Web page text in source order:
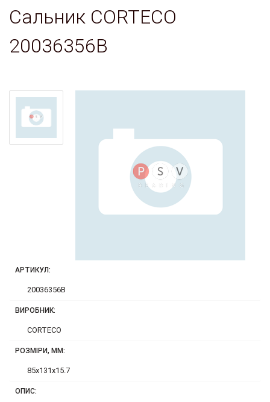
Сальник CORTECO
20036356B
АРТИКУЛ:
20036356B
ВИРОБНИК:
CORTECO
РОЗМІРИ, ММ:
85x131x15.7
ОПИС: